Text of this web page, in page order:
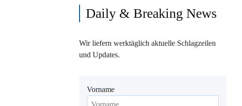
Daily & Breaking News
Wir liefern werktäglich aktuelle Schlagzeilen
und Updates.
Vorname